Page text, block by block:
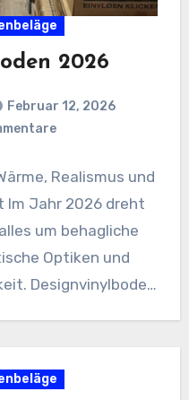
2026
Februar 12, 2026
Realismus und
Im Jahr 2026 dreht
um behagliche
Optiken und
Designvinylboden